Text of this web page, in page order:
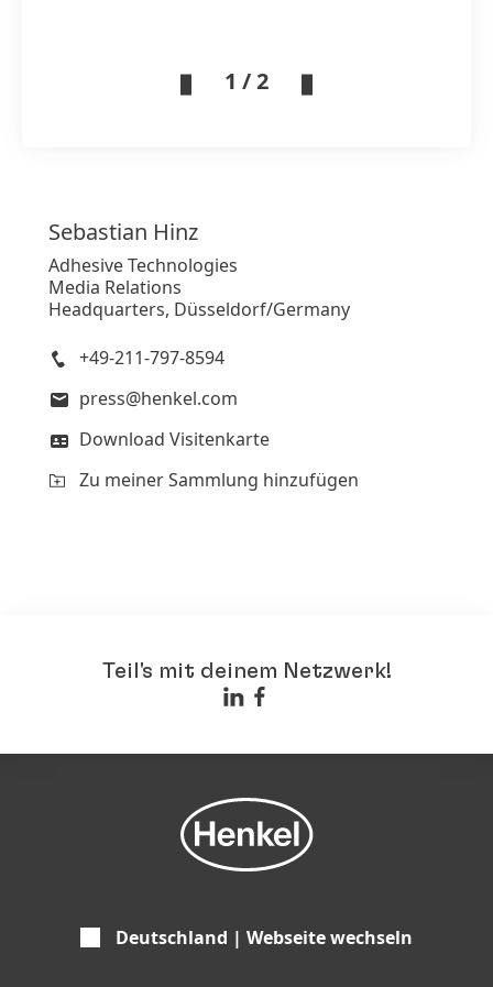
1 / 2
Sebastian Hinz
Adhesive Technologies
Media Relations
Headquarters, Düsseldorf/Germany
+49-211-797-8594
press@henkel.com
Download Visitenkarte
Zu meiner Sammlung hinzufügen
Teil's mit deinem Netzwerk!
Deutschland | Webseite wechseln